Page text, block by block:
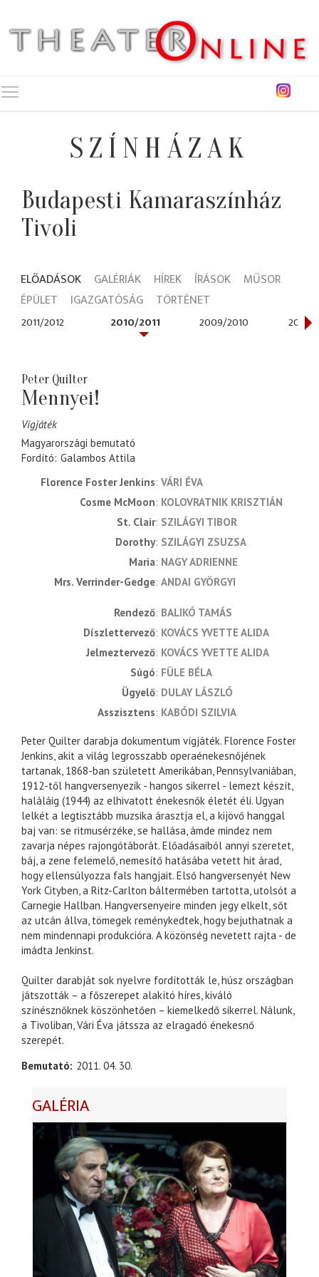
SZÍNHÁZAK
Budapesti Kamaraszínház
Tivoli
ELŐADÁSOK GALÉRIÁK HÍREK ÍRÁSOK
MŰSOR
ÉPÜLET
IGAZGATÓSÁG TÖRTÉNET
2011/2012 2010/2011 2009/2010 2008/
Peter Quilter
Mennyei!
Vígjáték
Magyarországi bemutató
Fordító Galambos Attila
Florence Foster Jenkins VÁRI ÉVA
Cosme McMoon KOLOVRATNIK KRISZTIÁN
St. Clair SZILÁGYI TIBOR
Dorothy SZILÁGYI ZSUZSA
Maria NAGY ADRIENNE
Mrs. Verrinder-Gedge ANDAI GYÖRGYI
rendező BALIKÓ TAMÁS
díszlettervező KOVÁCS YVETTE ALIDA
jelmeztervező KOVÁCS YVETTE ALIDA
súgó FÜLE BÉLA
ügyelő DULAY LÁSZLÓ
asszisztens KABÓDI SZILVIA
Peter Quilter darabja dokumentum vígjáték. Florence Foster
Jenkins, akit a világ legrosszabb operaénekesnőjének
tartanak, 1868-ban született Amerikában, Pennsylvaniában,
1912-től hangversenyezik - hangos sikerrel - lemezt készít,
haláláig (1944) az elhivatott énekesnők életét éli. Ugyan
lelkét a legtisztább muzsika árasztja el, a kijövő hanggal
baj van: se ritmusérzéke, se hallása, ámde mindez nem
zavarja népes rajongótáborát. Előadásaiból annyi szeretet,
báj, a zene felemelő, nemesítő hatásába vetett hit árad,
hogy ellensúlyozza fals hangjait. Első hangversenyét New
York Cityben, a Ritz-Carlton báltermében tartotta, utolsót a
Carnegie Hallban. Hangversenyeire minden jegy elkelt, sőt
az utcán állva, tömegek reménykedtek, hogy bejuthatnak a
nem mindennapi produkcióra. A közönség nevetett rajta - de
imádta Jenkinst.
Quilter darabját sok nyelvre fordították le, húsz országban
játszották – a főszerepet alakító híres, kiváló
színésznőknek köszönhetően – kiemelkedő sikerrel. Nálunk,
a Tivoliban, Vári Éva játssza az elragadó énekesnő
szerepét.
Bemutató 2011. 04. 30.
GALÉRIA